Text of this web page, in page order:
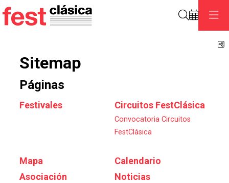
Sitemap
Páginas
Festivales Circuitos FestClásica
Convocatoria Circuitos
FestClásica
Mapa
Calendario
Asociación
Noticias